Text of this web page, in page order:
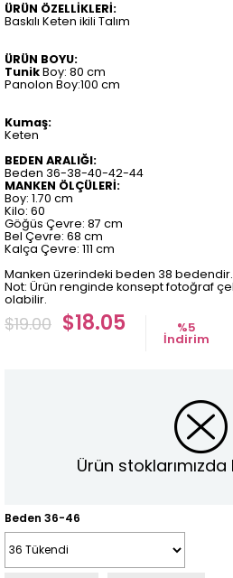
ÜRÜN ÖZELLİKLERİ:
Baskılı Keten ikili Talım
ÜRÜN BOYU:
TunikBoy: 80 cm
Panolon Boy:100 cm
Kumaş:
Keten
BEDEN ARALIĞI:
Beden 36-38-40-42-44
MANKEN ÖLÇÜLERİ:
Boy: 1.70 cm
Kilo: 60
Göğüs Çevre: 87 cm
Bel Çevre: 68 cm
Kalça Çevre: 111 cm
Manken üzerindeki beden 38 bedendir.
Not: Ürün renginde konsept fotoğraf
olabilir.
$19.00 $18.05 %5
İndirim
Ürün stoklarımızda
Beden 36-46